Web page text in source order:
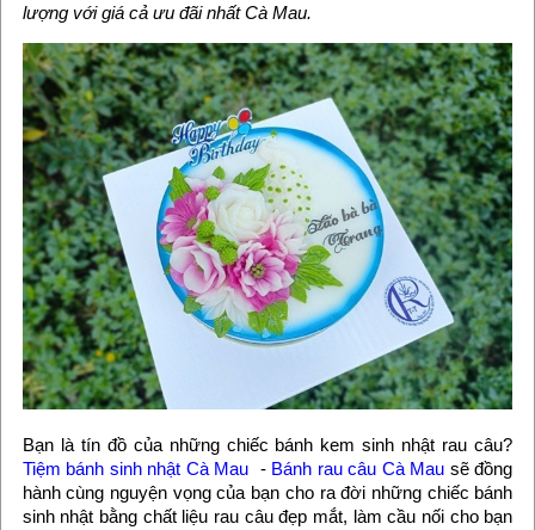
lượng với giá cả ưu đãi nhất Cà Mau.
Bạn là tín đồ của những chiếc bánh kem sinh nhật rau câu?
Tiệm bánh sinh nhật Cà Mau - Bánh rau câu Cà Mau sẽ đồng
hành cùng nguyện vọng của bạn cho ra đời những chiếc bánh
sinh nhật bằng chất liệu rau câu đẹp mắt, làm cầu nối cho bạn